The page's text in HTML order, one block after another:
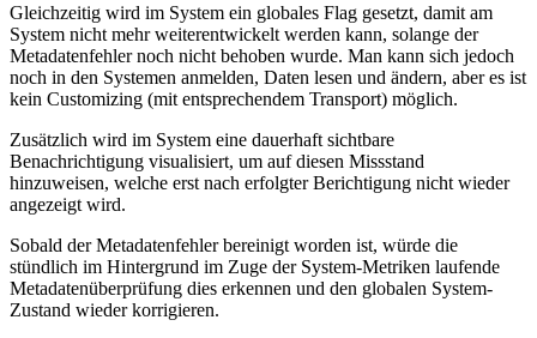
Gleichzeitig wird im System ein globales Flag gesetzt, damit am
System nicht mehr weiterentwickelt werden kann, solange der
Metadatenfehler noch nicht behoben wurde. Man kann sich jedoch
noch in den Systemen anmelden, Daten lesen und ändern, aber es ist
kein Customizing (mit entsprechendem Transport) möglich.
Zusätzlich wird im System eine dauerhaft sichtbare
Benachrichtigung visualisiert, um auf diesen Missstand
hinzuweisen, welche erst nach erfolgter Berichtigung nicht wieder
angezeigt wird.
Sobald der Metadatenfehler bereinigt worden ist, würde die
stündlich im Hintergrund im Zuge der System-Metriken laufende
Metadatenüberprüfung dies erkennen und den globalen System-
Zustand wieder korrigieren.